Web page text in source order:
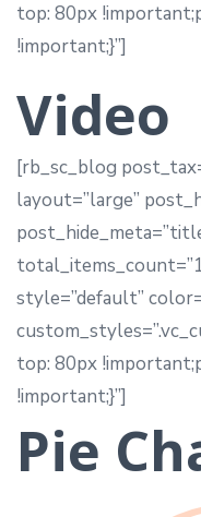
top: 80px
!important;}”]
Video
[rb_sc_blog
layout=”large”
style=”default”
top: 80px
!important;}”]
Pie